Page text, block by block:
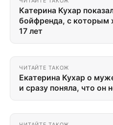
Катерина Кухар
бойфренда, с которым
17 лет
ЧИТАЙТЕ ТАКОЖ
Екатерина Кухар о
и сразу поняла, что он